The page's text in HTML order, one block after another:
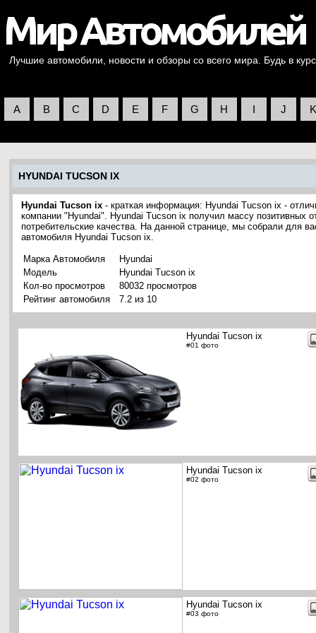
Лучшие автомобили, новости и обзоры со всего мира. Будь в
A B C D E F G H I J K
HYUNDAI TUCSON IX
Hyundai Tucson ix - краткая информация: Hyundai Tucson ix -
компании "Hyundai". Hyundai Tucson ix получил массу позитивных
потребительские качества. На данной странице, мы собрали для
автомобиля Hyundai Tucson ix.
Марка Автомобиля
Hyundai
Модель
Hyundai Tucson ix
Кол-во просмотров
80032 просмотров
Рейтинг автомобиля
7.2 из 10
Hyundai Tucson ix
#01 фото
Hyundai Tucson ix
#02 фото
Hyundai Tucson ix
#03 фото